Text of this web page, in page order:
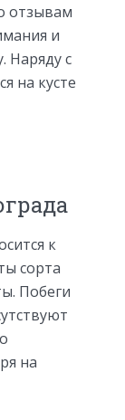
отзывам
и
Наряду с
на кусте
к
сорта
Побеги
на